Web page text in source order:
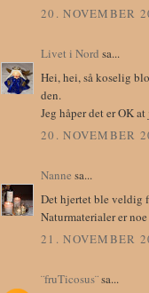
20. NOVEMBER
Livet i Nord sa...
Hei, hei, så koselig
den.
Jeg håper det er OK
20. NOVEMBER
Nanne sa...
Det hjertet ble veldig
Naturmaterialer er
21. NOVEMBER
¨fruTicosus¨sa...